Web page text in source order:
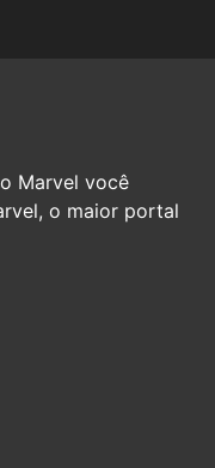
Marvel você
o maior portal